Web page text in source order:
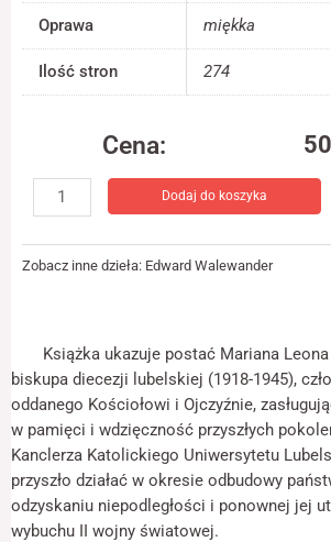
Oprawa miękka
Ilość stron 274
Cena:
ilość
Biskup
Marian
Leon
trudnych
lat
Dodaj do koszyka
Zobacz inne dzieła: Edward Walewander
Książka ukazuje postać Mariana
biskupa diecezji lubelskiej (1918-1945),
oddanego Kościołowi i Ojczyźnie,
w pamięci i wdzięczność przyszłych
Kanclerza Katolickiego Uniwersytetu
przyszło działać w okresie odbudowy
odzyskaniu niepodległości i ponownej jej
wybuchu II wojny światowej.
Aby
na nią.
cookie,
swoje
podczas
strony,
szansę